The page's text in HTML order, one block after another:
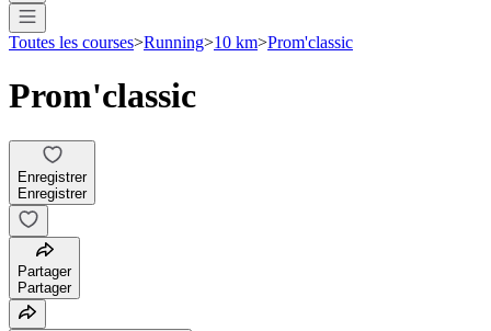
Toutes les courses>Running>10 km>Prom'classic
Prom'classic
Enregistrer
Enregistrer
Partager
Partager